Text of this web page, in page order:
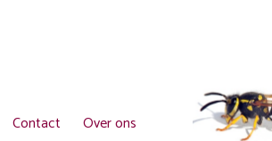
Contact Over ons